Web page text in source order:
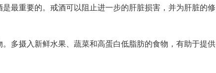
最重要的。戒酒可以阻止进一步的肝脏损害，并为肝脏的修
多摄入新鲜水果、蔬菜和高蛋白低脂肪的食物，有助于提供